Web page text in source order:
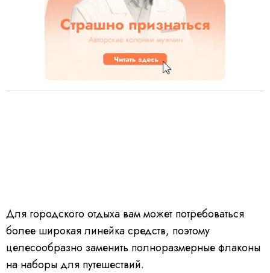
Для городского отдыха вам может потребоваться
более широкая линейка средств, поэтому
целесообразно заменить полноразмерные флаконы
на наборы для путешествий.